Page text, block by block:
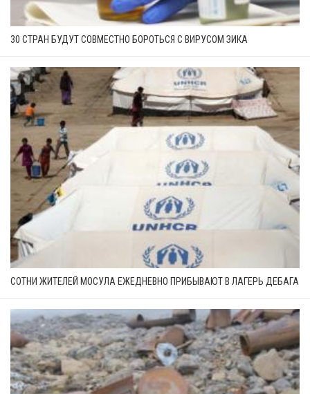
30 СТРАН БУДУТ СОВМЕСТНО БОРОТЬСЯ С ВИРУСОМ ЗИКА
СОТНИ ЖИТЕЛЕЙ МОСУЛА ЕЖЕДНЕВНО ПРИБЫВАЮТ В ЛАГЕРЬ ДЕБАГА